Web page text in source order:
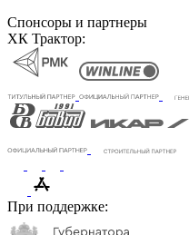
Спонсоры и партнеры
ХК Трактор:
При поддержке: